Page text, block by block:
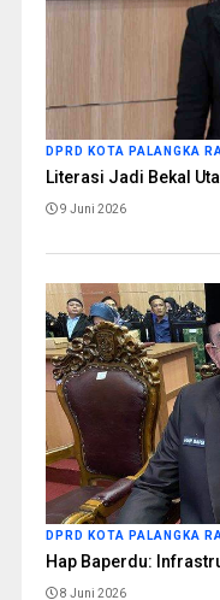
DPRD KOTA PALANGKA
Literasi Jadi Bekal
9 Juni 2026
DPRD KOTA PALANGKA
Hap Baperdu:
8 Juni 2026